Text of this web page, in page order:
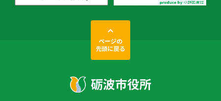
ページの
先頭に戻る